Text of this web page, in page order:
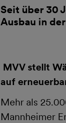
Seit über 30
Ausbau in
MVV stellt
auf
Mehr als
Mannheimer